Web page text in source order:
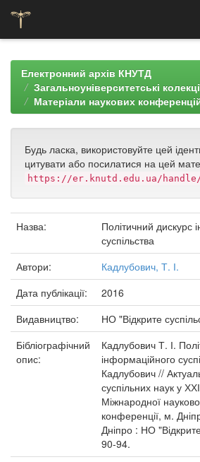
navigationЕлектронний архів КНУТД
Загальноуніверситетські
Матеріали наукових
Будь ласка, використовуйте цей
цитувати або посилатися на цей
https://er.knutd.edu.ua/handle/
Назва:
Політичний дискурс
суспільства
Автори:
Кадлубович, Т. І.
Дата публікації:
2016
Видавництво:
НО "Відкрите
Бібліографічний
опис:
Кадлубович Т. І.
інформаційного
Кадлубович //
суспільних наук у
Міжнародної
конференції, м.
Дніпро : НО
90-94.